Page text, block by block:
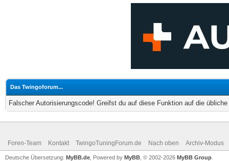
Das Twingoforum...
Falscher Autorisierungscode! Greifst du auf diese Funktion auf die
Foren-Team Kontakt TwingoTuningForum.de Nach oben Archiv-Modus
Deutsche Übersetzung: MyBB.de , Powered by MyBB , © 2002-2026 MyBB Group